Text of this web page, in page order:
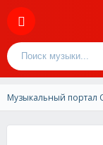
Музыкальный портал